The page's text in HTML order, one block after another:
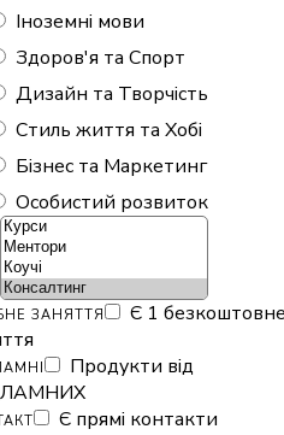
Іноземні мови
Здоров'я та Спорт
Дизайн та Творчість
Стиль життя та Хобі
Бізнес та Маркетинг
Особистий розвиток
ЗАНЯТТЯ
Є 1 безкоштовне
Продукти від
Є прямі контакти